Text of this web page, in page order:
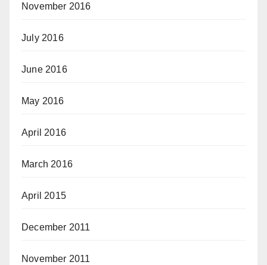
November 2016
July 2016
June 2016
May 2016
April 2016
March 2016
April 2015
December 2011
November 2011